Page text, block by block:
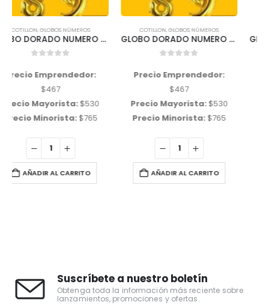
COTILLON,GLOBOS NÚMEROS
GLOBO DORADO NUMERO «9» 32 Pulgadas 85 cms aprox
Precio Emprendedor:
Precio Mayorista:
Precio Minorista:
AÑADIR AL CARRITO
COTILLON,GLOBOS NÚMEROS
GLOBO PLATEADO NUMERO «4» 32 Pulgadas 85 cms aprox
Precio Emprendedor:
Precio Mayorista:
Precio Minorista:
AÑADIR AL CARRITO
Suscríbete a nuestro boletín
Obtenga toda la información más reciente sobre
lanzamientos, promociones y ofertas.